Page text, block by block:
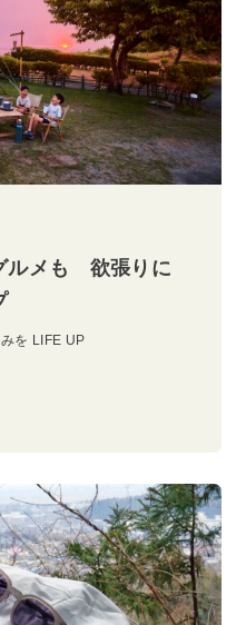
ルメも 欲張りに
を LIFE UP